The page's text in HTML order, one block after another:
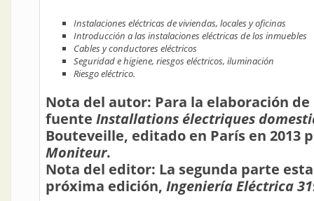
Instalaciones eléctricas de viviendas, locales y oficinas
Introducción a las instalaciones eléctricas de los inmuebles
Cables y conductores eléctricos
Seguridad e higiene, riesgos eléctricos, iluminación
Riesgo eléctrico.
Nota del autor: Para la elaboración
fuente Installations électriques
Bouteveille, editado en París en 2013
Moniteur.
Nota del editor: La segunda parte
próxima edición, Ingeniería Eléctrica